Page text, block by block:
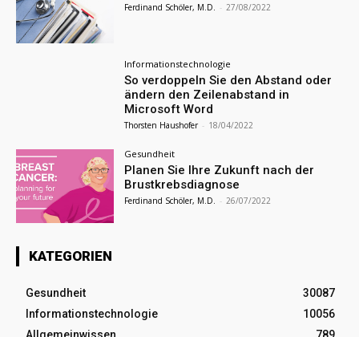
Ferdinand Schöler, M.D. - 27/08/2022
Informationstechnologie
So verdoppeln Sie den Abstand oder
ändern den Zeilenabstand in
Microsoft Word
Thorsten Haushofer - 18/04/2022
Gesundheit
Planen Sie Ihre Zukunft nach der
Brustkrebsdiagnose
Ferdinand Schöler, M.D. - 26/07/2022
KATEGORIEN
Gesundheit
30087
Informationstechnologie
10056